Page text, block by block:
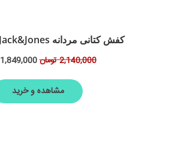
کفش کتانی مردانه Jack&Jones مشکی 140
2,140,000تومان1,849,000
مشاهده و خرید